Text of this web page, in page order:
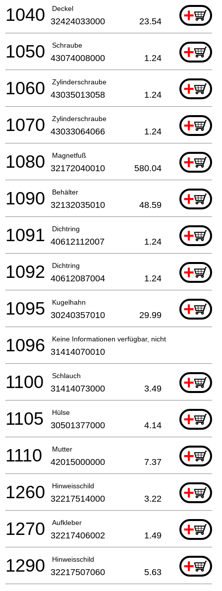
Deckel +
1040 32424033000 23.54
Schraube +
1050 43074008000 1.24
Zylinderschraube +
1060 43035013058 1.24
Zylinderschraube +
1070 43033064066 1.24
Magnetfuß +
1080 32172040010 580.04
Behälter +
1090 32132035010 48.59
Dichtring +
1091 40612112007 1.24
Dichtring +
1092 40612087004 1.24
Kugelhahn +
1095 30240357010 29.99
Keine Informationen verfügbar, nicht bestellbar
1096 31414070010
Schlauch +
1100 31414073000 3.49
Hülse +
1105 30501377000 4.14
Mutter +
1110 42015000000 7.37
Hinweisschild +
1260 32217514000 3.22
Aufkleber +
1270 32217406002 1.49
Hinweisschild +
1290 32217507060 5.63